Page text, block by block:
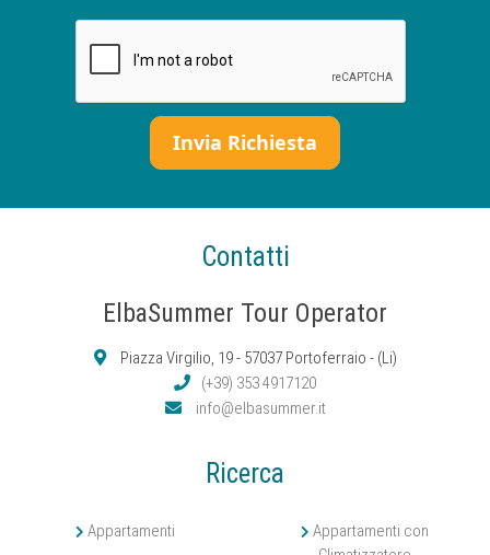
Contatti
ElbaSummer Tour Operator
Piazza Virgilio, 19 - 57037 Portoferraio - (Li)
(+39) 353 4917120
info@elbasummer.it
Ricerca
Appartamenti
Appartamenti con